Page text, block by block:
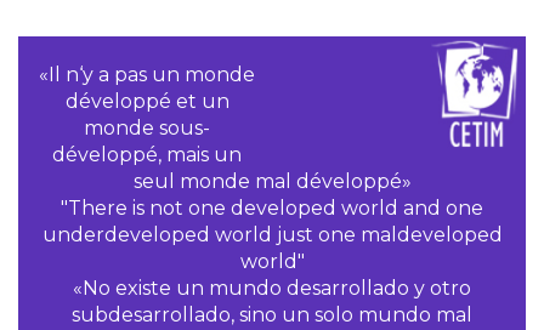
«Il n‘y a pas un monde
développé et un
monde sous-
développé, mais un
seul monde mal développé»
"There is not one developed world and one
underdeveloped world just one maldeveloped
world"
«No existe un mundo desarrollado y otro
subdesarrollado, sino un solo mundo mal